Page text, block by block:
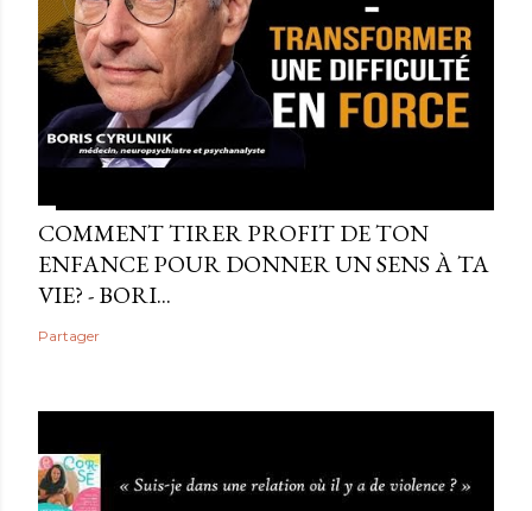
COMMENT TIRER PROFIT DE TON
ENFANCE POUR DONNER UN SENS À TA
VIE? - BORI...
Partager